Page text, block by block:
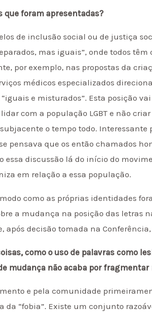
que foram apresentadas?
de inclusão social ou de justiça
mas iguais”, onde todos
por exemplo, nas propostas da
médicos especializados
e misturados”. Esta posição
com a população LGBT e não
o tempo todo.
pensava que os então chamados
essa discussão lá do início do
em relação a essa população.
como as próprias identidades
a mudança na posição das letras
decisão tomada na
como o uso de palavras como
mudança não acaba por
e pela comunidade
da “fobia”. Existe um conjunto